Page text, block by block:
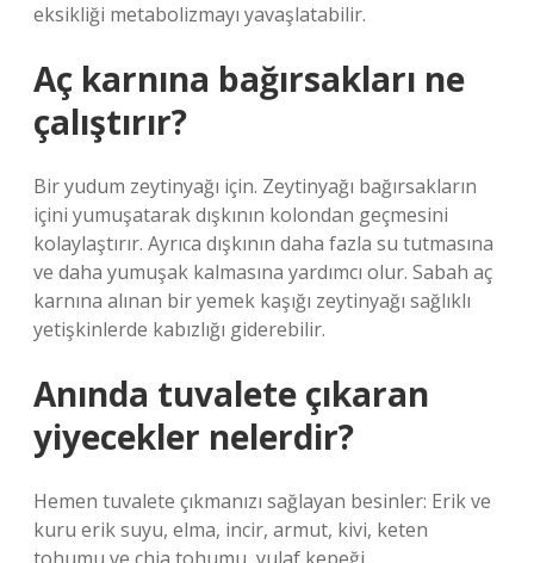
eksikliği metabolizmayı yavaşlatabilir.
Aç karnına bağırsakları ne
çalıştırır?
Bir yudum zeytinyağı için. Zeytinyağı bağırsakların
içini yumuşatarak dışkının kolondan geçmesini
kolaylaştırır. Ayrıca dışkının daha fazla su tutmasına
ve daha yumuşak kalmasına yardımcı olur. Sabah aç
karnına alınan bir yemek kaşığı zeytinyağı sağlıklı
yetişkinlerde kabızlığı giderebilir.
Anında tuvalete çıkaran
yiyecekler nelerdir?
Hemen tuvalete çıkmanızı sağlayan besinler: Erik ve
kuru erik suyu, elma, incir, armut, kivi, keten